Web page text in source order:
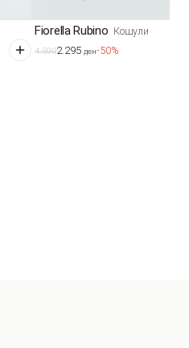
Fiorella Rubino Кошули
4.5902.295 ден-50%